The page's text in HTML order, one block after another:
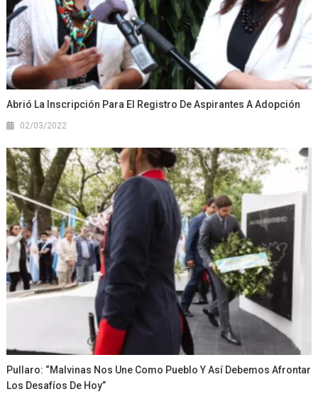
Abrió La Inscripción Para El Registro De Aspirantes A Adopción
02/03/2022
Pullaro: “Malvinas Nos Une Como Pueblo Y Así Debemos Afrontar
Los Desafíos De Hoy”